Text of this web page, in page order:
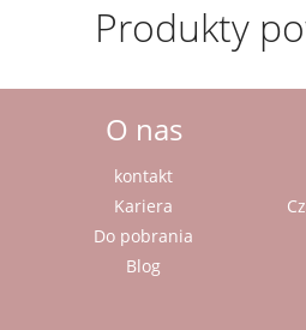
Produkty
O nas
kontakt
Kariera
Do pobrania
Blog